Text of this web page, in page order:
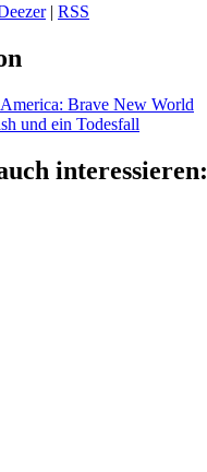
| RSS
Brave New World
und ein Todesfall
interessieren: